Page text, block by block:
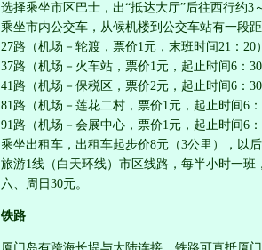
选择乘坐市区巴士，出“抵达大厅”后往西行约3
乘坐市内公交车，从候机楼到公交车站有一段
27路（机场－轮渡，票价1元，末班时间21：20）
37路（机场－火车站，票价1元，起止时间6：30
41路（机场－保税区，票价2元，起止时间6：30
81路（机场－莲花二村，票价1元，起止时间6：
91路（机场－会展中心，票价1元，起止时间6：
乘坐出租车，出租车起步价8元（3公里），以后
旅游1线（白天环线）市区线路，每半小时一班
六、周日30元。
铁路